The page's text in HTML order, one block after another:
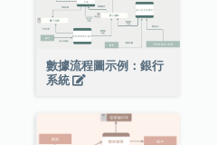
數據流程圖示例：銀行
系統